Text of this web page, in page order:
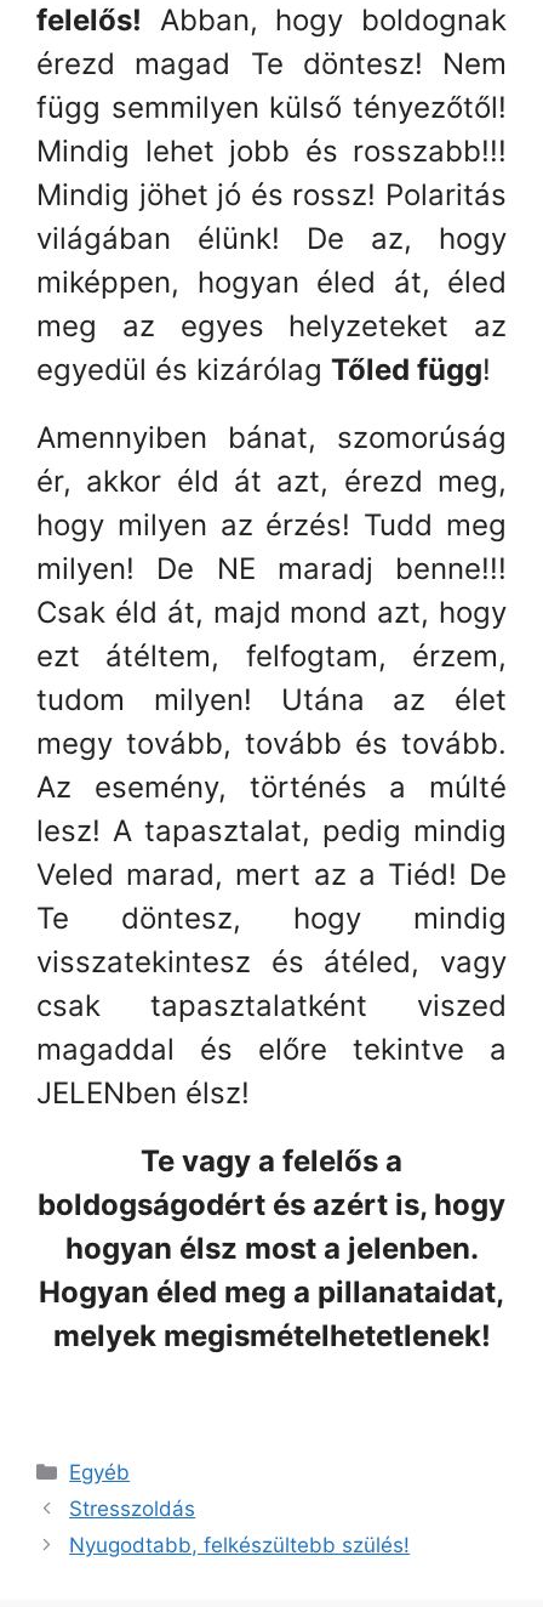
felelős! Abban, hogy boldognak
érezd magad Te döntesz! Nem
függ semmilyen külső tényezőtől!
Mindig lehet jobb és rosszabb!!!
Mindig jöhet jó és rossz! Polaritás
világában élünk! De az, hogy
miképpen, hogyan éled át, éled
meg az egyes helyzeteket az
egyedül és kizárólag Tőled függ!
Amennyiben bánat, szomorúság
ér, akkor éld át azt, érezd meg,
hogy milyen az érzés! Tudd meg
milyen! De NE maradj benne!!!
Csak éld át, majd mond azt, hogy
ezt átéltem, felfogtam, érzem,
tudom milyen! Utána az élet
megy tovább, tovább és tovább.
Az esemény, történés a múlté
lesz! A tapasztalat, pedig mindig
Veled marad, mert az a Tiéd! De
Te döntesz, hogy mindig
visszatekintesz és átéled, vagy
csak tapasztalatként viszed
magaddal és előre tekintve a
JELENben élsz!
Te vagy a felelős a
boldogságodért és azért is, hogy
hogyan élsz most a jelenben.
Hogyan éled meg a pillanataidat,
melyek megismételhetetlenek!
Kategória
Egyéb
Stresszoldás
Nyugodtabb, felkészültebb szülés!